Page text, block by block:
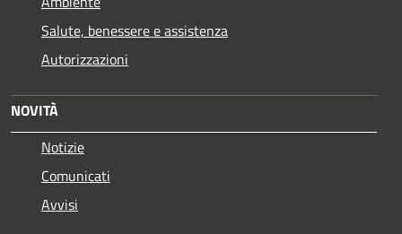
Salute, benessere e assistenza
Autorizzazioni
NOVITÀ
Notizie
Comunicati
Avvisi